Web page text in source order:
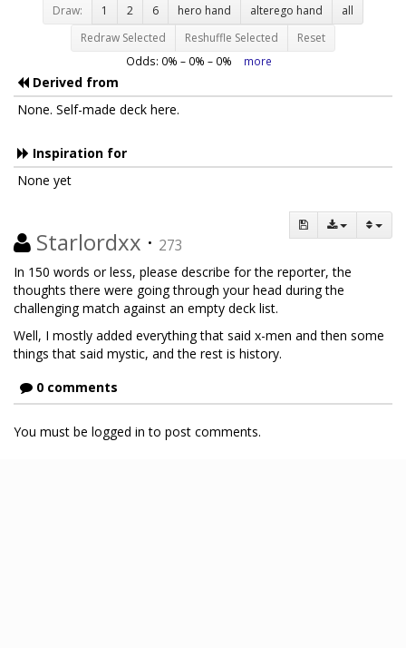
Draw: 1 2 6 hero hand alterego hand
all
Redraw Selected
Reshuffle Selected Reset
Odds: 0% – 0% – 0% more
Derived from
None. Self-made deck here.
Inspiration for
None yet
Starlordxx · 273
In 150 words or less, please describe for the reporter, the
thoughts there were going through your head during the
challenging match against an empty deck list.
Well, I mostly added everything that said x-men and then some
things that said mystic, and the rest is history.
0 comments
You must be logged in to post comments.